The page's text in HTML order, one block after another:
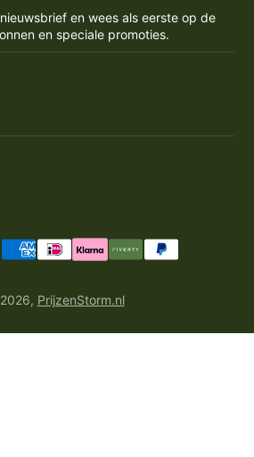
en wees als eerste op de
en speciale promoties.
PrijzenStorm.nl